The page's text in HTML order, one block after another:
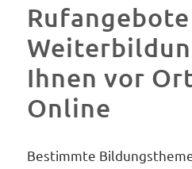
Rufangebote
Ihnen vor
Online
Bestimmte